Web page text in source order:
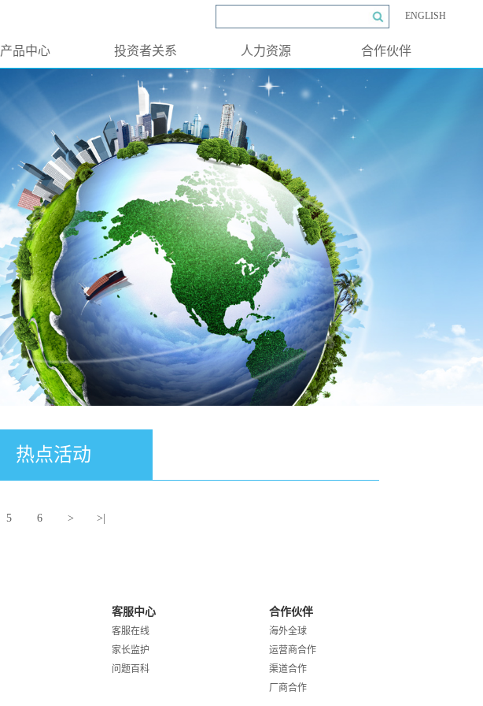
ENGLISH
产品中心 投资者关系 人力资源 合作伙伴
热点活动
5 6 > >|
客服中心
客服在线
家长监护
问题百科
合作伙伴
海外全球
运营商合作
渠道合作
厂商合作